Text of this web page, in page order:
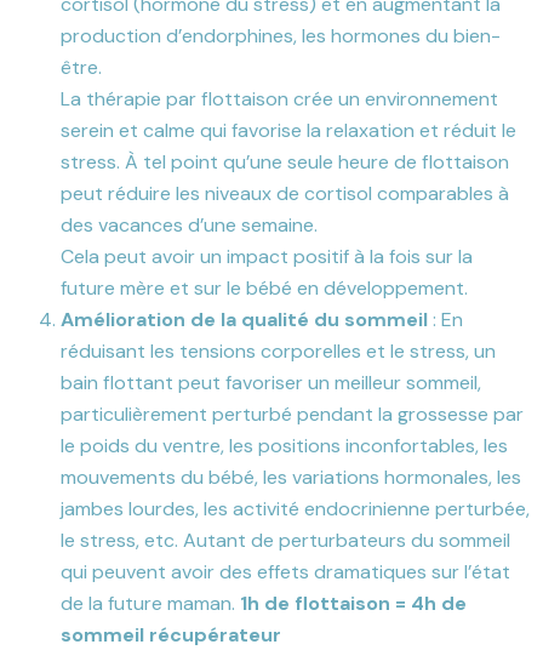
production d’endorphines, les hormones du bien-
être.
La thérapie par flottaison crée un environnement
serein et calme qui favorise la relaxation et réduit le
stress. À tel point qu’une seule heure de flottaison
peut réduire les niveaux de cortisol comparables à
des vacances d’une semaine.
Cela peut avoir un impact positif à la fois sur la
future mère et sur le bébé en développement.
Amélioration de la qualité du sommeil : En
réduisant les tensions corporelles et le stress, un
bain flottant peut favoriser un meilleur sommeil,
particulièrement perturbé pendant la grossesse par
le poids du ventre, les positions inconfortables, les
mouvements du bébé, les variations hormonales, les
jambes lourdes, les activité endocrinienne perturbée,
le stress, etc. Autant de perturbateurs du sommeil
qui peuvent avoir des effets dramatiques sur l’état
de la future maman. 1h de flottaison = 4h de
sommeil récupérateur